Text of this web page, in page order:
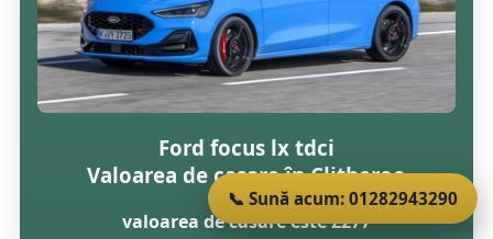
Ford focus lx tdci
Valoarea de casare în Clitheroe
valoarea de casare este £277
📞 Sună acum: 01282943290